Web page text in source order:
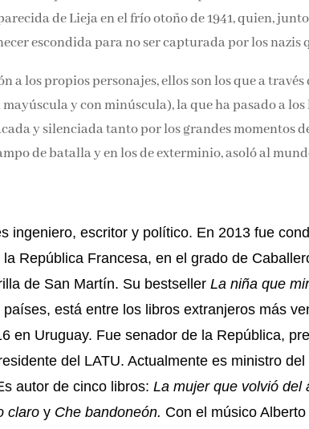
de Lieja en el frío otoño de 1941, quien,
escondida para no ser capturada por los nazis
a los propios personajes, ellos son los que a
y con minúscula), la que ha pasado a
y silenciada tanto por los grandes momentos
de batalla y en los de exterminio, asoló al
ingeniero, escritor y político. En 2013 fue
República Francesa, en el grado de
de San Martín. Su bestsellerLa niña que
está entre los libros extranjeros más
en Uruguay. Fue senador de la República,
del LATU. Actualmente es ministro
autor de cinco libros:La mujer que volvió del
claroy Che bandoneón. Con el músico